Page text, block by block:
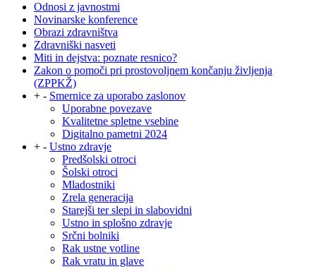
Odnosi z javnostmi
Novinarske konference
Obrazi zdravništva
Zdravniški nasveti
Miti in dejstva: poznate resnico?
Zakon o pomoči pri prostovoljnem končanju življenja
(ZPPKŽ)
+ - Smernice za uporabo zaslonov
Uporabne povezave
Kvalitetne spletne vsebine
Digitalno pametni 2024
+ - Ustno zdravje
Predšolski otroci
Šolski otroci
Mladostniki
Zrela generacija
Starejši ter slepi in slabovidni
Ustno in splošno zdravje
Srčni bolniki
Rak ustne votline
Rak vratu in glave